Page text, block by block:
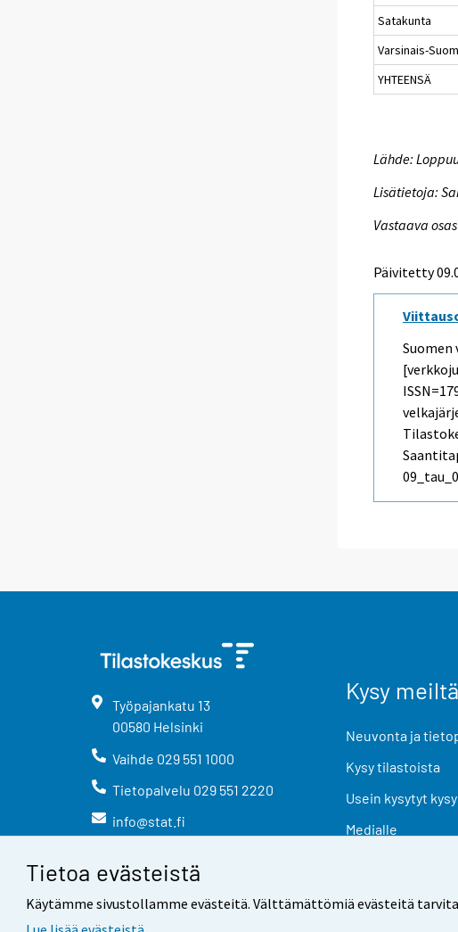
Tietoa evästeistä
Käytämme sivustollamme evästeitä. Välttämättömiä evästeitä
Satakunta
Varsinais-
YHTEENSÄ
Lähde:
Lisätietoja:
Vastaava
Päivitetty
Työpajankatu 13
00580 Helsinki
Vaihde 029 551 1000
Tietopalvelu 029 551 2220
info@stat.fi
Kysy meiltä
Neuvonta ja
Kysy tilastoista
Usein kysytyt
Medialle